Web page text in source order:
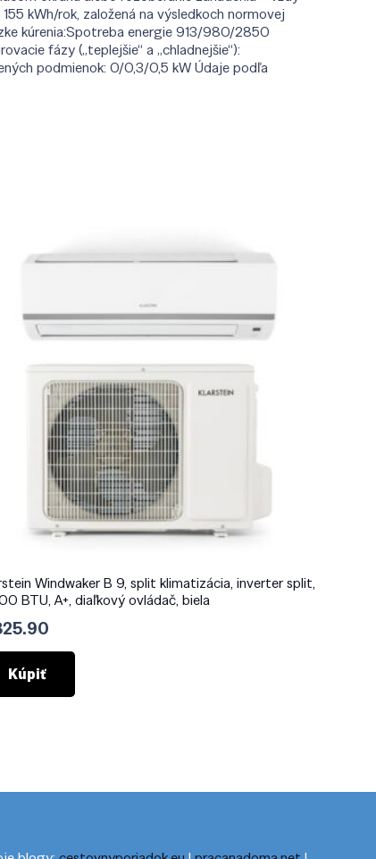
kWh/rok, založená na výsledkoch normovej
kúrenia:Spotreba energie 913/980/2850
fázy („teplejšie“ a „chladnejšie“):
podmienok: 0/0,3/0,5 kW Údaje podľa
Windwaker B 9, split klimatizácia, inverter split,
BTU, A+, diaľkový ovládač, biela
Kúpiť